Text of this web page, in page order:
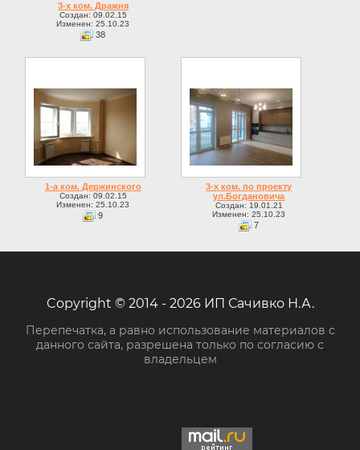
3-х ком. Дражня
Создан: 09.02.15
Изменен: 25.10.23
38
1-а ком. Держинского
Создан: 09.02.15
Изменен: 25.10.23
9
3-х ком. по проекту
ул.Богдановича
Создан: 19.01.21
Изменен: 25.10.23
7
Copyright © 2014 - 2026 ИП Сачивко Н.А.
Перепечатка, а равно использование материалов с
данного сайта, разрешена только по согласию с
владельцем